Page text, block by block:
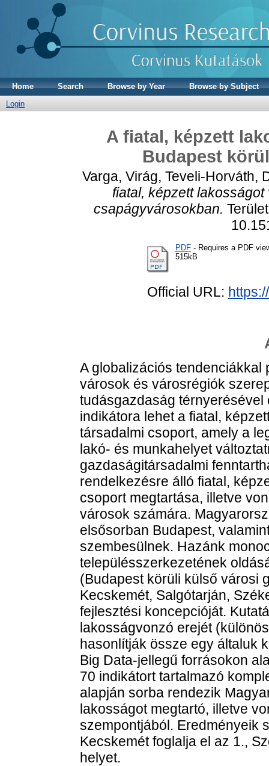
Home Search Browse by Year
Browse by Subject
Login
A fiatal, képzett
Budapest
Varga, Virág, Teveli-Horváth,
fiatal, képzett
csapágyvárosokban.
PDF - Requires a PDF
515kB
Official URL:
A globalizációs
városok és városrégiók
tudásgazdaság
indikátora lehet a fiatal,
társadalmi csoport, amely a
lakó- és munkahelyet
gazdaságitársadalmi
rendelkezésre álló fiatal,
csoport megtartása, illetve
városok számára.
elsősorban Budapest,
szembesülnek. Hazánk
településszerkezetének
(Budapest körüli külső városi
Kecskemét, Salgótarján,
fejlesztési koncepcióját.
lakosságvonzó erejét
hasonlítják össze egy általuk
Big Data-jellegű forrásokon
70 indikátort tartalmazó
alapján sorba rendezik
lakosságot megtartó, illetve
szempontjából. Eredményeik
Kecskemét foglalja el az 1.,
helyet.